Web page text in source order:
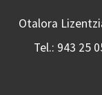
Otalora
Tel.: 943 25